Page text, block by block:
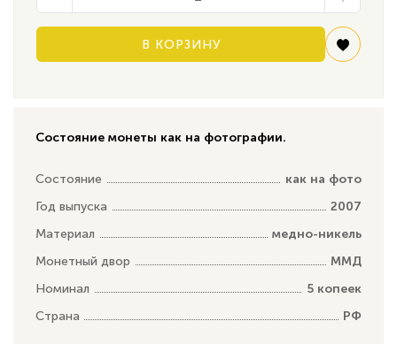
В КОРЗИНУ
Состояние монеты как на фотографии.
Состояние
как на фото
Год выпуска
2007
Материал
медно-никель
Монетный двор
ММД
Номинал
5 копеек
Страна
РФ